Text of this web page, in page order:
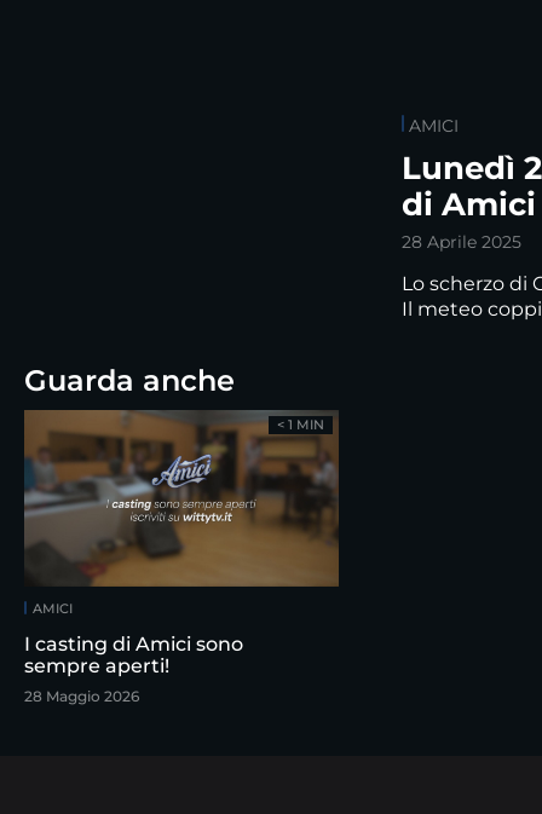
AMICI
Lunedì
di Amici
28 Aprile 2025
Lo scherzo di
Il meteo
Guarda anche
AMICI
I casting di Amici sono
sempre aperti!
28 Maggio 2026
< 1 MIN